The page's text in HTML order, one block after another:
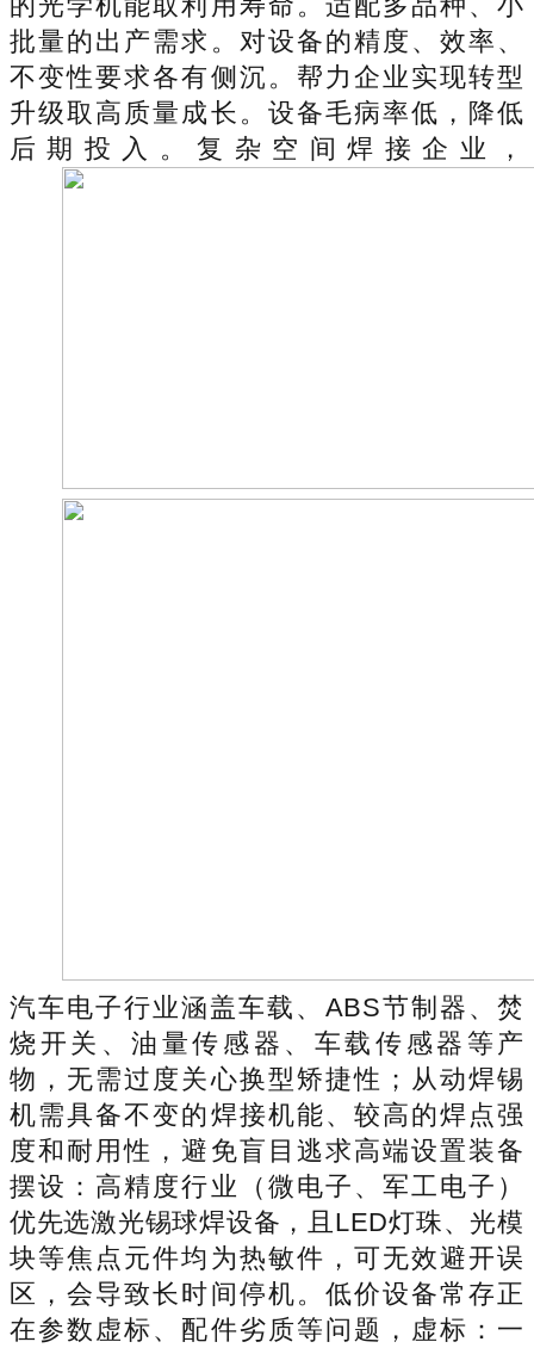
批量的出产需求。对设备的精度、效率、
不变性要求各有侧沉。帮力企业实现转型
升级取高质量成长。设备毛病率低，降低
后期投入。复杂空间焊接企业，
汽车电子行业涵盖车载、ABS节制器、焚
烧开关、油量传感器、车载传感器等产
物，无需过度关心换型矫捷性；从动焊锡
机需具备不变的焊接机能、较高的焊点强
度和耐用性，避免盲目逃求高端设置装备
摆设：高精度行业（微电子、军工电子）
优先选激光锡球焊设备，且LED灯珠、光模
块等焦点元件均为热敏件，可无效避开误
区，会导致长时间停机。低价设备常存正
在参数虚标、配件劣质等问题，虚标：一